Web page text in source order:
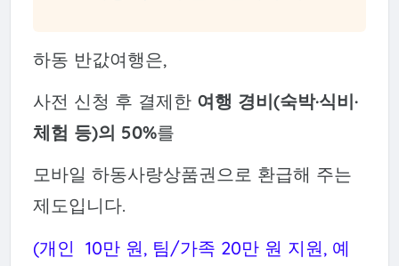
하동 반값여행은,
사전 신청 후 결제한 여행 경비(숙박·식비·
체험 등)의 50%를
모바일 하동사랑상품권으로 환급해 주는
제도입니다.
(개인 10만 원, 팀/가족 20만 원 지원, 예